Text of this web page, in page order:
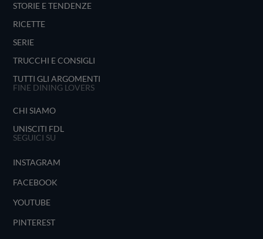
STORIE E TENDENZE
RICETTE
SERIE
TRUCCHI E CONSIGLI
TUTTI GLI ARGOMENTI
FINE DINING LOVERS
CHI SIAMO
UNISCITI FDL
SEGUICI SU
INSTAGRAM
FACEBOOK
YOUTUBE
PINTEREST